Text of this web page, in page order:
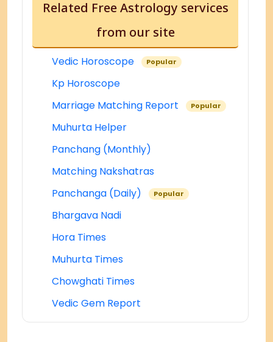
Related Free Astrology services
from our site
Vedic Horoscope Popular
Kp Horoscope
Marriage Matching Report
Popular
Muhurta Helper
Panchang (Monthly)
Matching Nakshatras
Panchanga (Daily)
Popular
Bhargava Nadi
Hora Times
Muhurta Times
Chowghati Times
Vedic Gem Report